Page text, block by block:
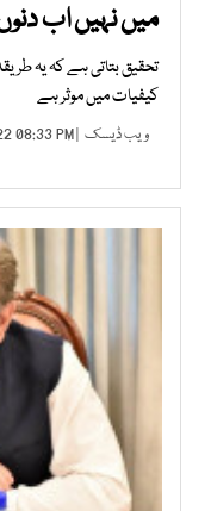
میں نہیں اب
تحقیق بتاتی ہے کہ یہ
کیفیات میں موثر ہے
ویب ڈیسک | JAN 18, 2022 08:33 PM |